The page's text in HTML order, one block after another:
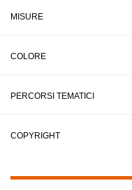
MISURE
COLORE
PERCORSI TEMATICI
COPYRIGHT